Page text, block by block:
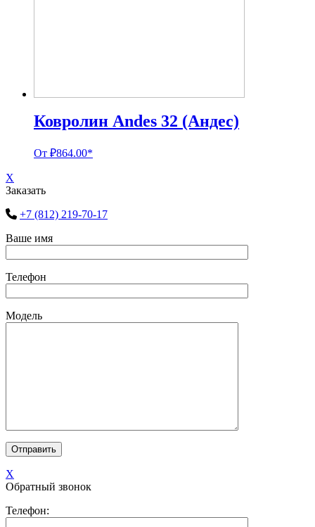
Ковролин Andes 32 (Андес)
От ₽864.00*
X
Заказать
+7 (812) 219-70-17
Ваше имя
Телефон
Модель
X
Обратный звонок
Телефон: